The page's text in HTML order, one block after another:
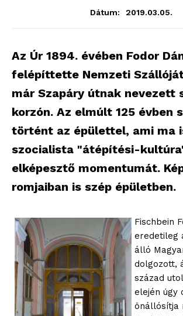
Dátum: 2019.03.05.
Az Úr 1894. évében Fodor
felépíttette Nemzeti
már Szapáry útnak nevezett
korzón. Az elmúlt 125 évben
történt az épülettel, ami ma
szocialista "átépítési-
elképesztő momentumát.
romjaiban is szép épületben.
Fischbein
eredetileg
álló
dolgozott,
század
elején úgy
önállósítja